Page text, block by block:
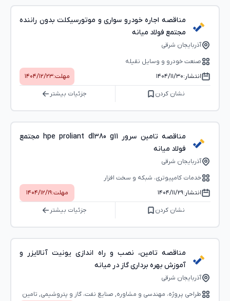
مناقصه اجاره خودرو سواری و موتورسیکلت بدون راننده
مجتمع فولاد میانه
آذربایجان شرقی
صنعت خودرو و وسایل نقیله
انتشار:۱۴۰۴/۱۱/۳۰ مهلت:۱۴۰۴/۱۲/۲۳
نشان کردن جزئیات بیشتر
مناقصه تامین سرور hpe proliant dl380 g11 مجتمع
فولاد میانه
آذربایجان شرقی
خدمات کامپیوتری، شبکه و سخت ‌افزار
انتشار:۱۴۰۴/۱۱/۲۹ مهلت:۱۴۰۴/۱۲/۱۹
نشان کردن جزئیات بیشتر
مناقصه تامین، نصب و راه اندازی یونیت آنالایزر و
آموزش بهره برداری گاز در میانه
آذربایجان شرقی
طراحی پروژه، مهندسی و مشاوره, صنایع نفت، گاز و پتروشیمی, تامین